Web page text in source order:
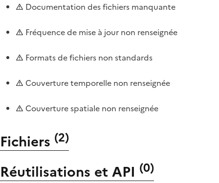
Documentation des fichiers manquante
Fréquence de mise à jour non renseignée
Formats de fichiers non standards
Couverture temporelle non renseignée
Couverture spatiale non renseignée
Fichiers (2)
Réutilisations et API (0)